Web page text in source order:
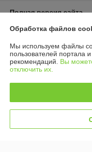
Полная версия сайта
Политика обработки
Сайт создан на
Информация для
Обработка файлов
Мы используем файлы
пользователей портала
рекомендаций. Вы
отключить их.